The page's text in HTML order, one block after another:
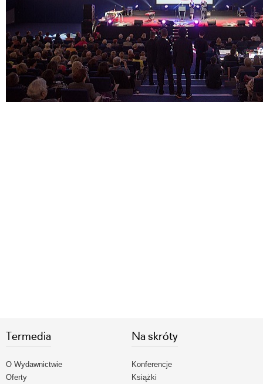
Termedia
O Wydawnictwie
Oferty
Na skróty
Konferencje
Książki